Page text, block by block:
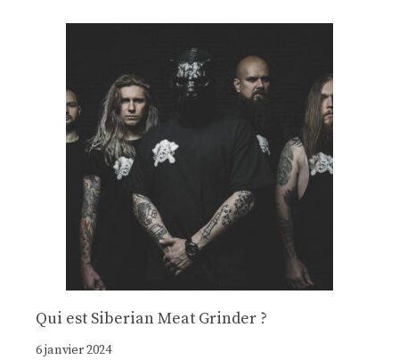
Qui est Siberian Meat Grinder ?
6 janvier 2024